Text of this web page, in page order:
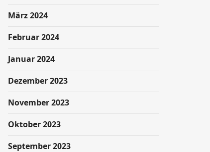
März 2024
Februar 2024
Januar 2024
Dezember 2023
November 2023
Oktober 2023
September 2023